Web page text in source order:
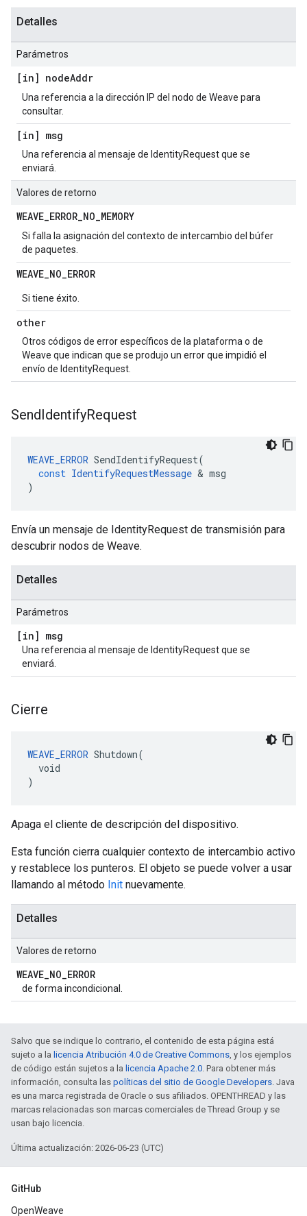
Detalles
Parámetros
[in] nodeAddr
Una referencia a la dirección IP del nodo de Weave para
consultar.
[in] msg
Una referencia al mensaje de IdentityRequest que se
enviará.
Valores de retorno
WEAVE_ERROR_NO_MEMORY
Si falla la asignación del contexto de intercambio del búfer
de paquetes.
WEAVE_NO_ERROR
Si tiene éxito.
other
Otros códigos de error específicos de la plataforma o de
Weave que indican que se produjo un error que impidió el
envío de IdentityRequest.
SendIdentifyRequest
WEAVE_ERROR SendIdentifyRequest(
const IdentifyRequestMessage & msg
)
Envía un mensaje de IdentityRequest de transmisión para
descubrir nodos de Weave.
Detalles
Parámetros
[in] msg
Una referencia al mensaje de IdentityRequest que se
enviará.
Cierre
WEAVE_ERROR Shutdown(
  void
)
Apaga el cliente de descripción del dispositivo.
Esta función cierra cualquier contexto de intercambio activo
y restablece los punteros. El objeto se puede volver a usar
llamando al método Init nuevamente.
Detalles
Valores de retorno
WEAVE_NO_ERROR
de forma incondicional.
Salvo que se indique lo contrario, el contenido de esta página está
sujeto a la licencia Atribución 4.0 de Creative Commons, y los ejemplos
de código están sujetos a la licencia Apache 2.0. Para obtener más
información, consulta las políticas del sitio de Google Developers. Java
es una marca registrada de Oracle o sus afiliados. OPENTHREAD y las
marcas relacionadas son marcas comerciales de Thread Group y se
usan bajo licencia.
Última actualización: 2026-06-23 (UTC)
GitHub
OpenWeave